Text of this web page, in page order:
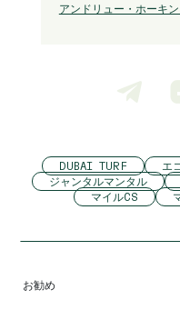
アンドリュー・ホーキ
DUBAI TURF エ
ジャンタルマンタル
マイルCS
お勧め